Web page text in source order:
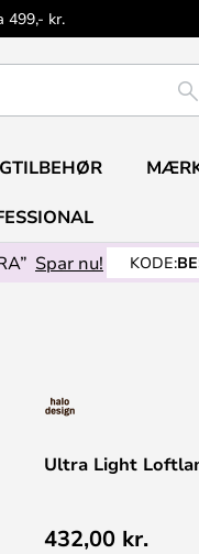
499,- kr.
Spar nu! KODE:
Ultra Light
432,00 kr.